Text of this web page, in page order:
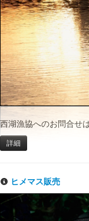
西湖漁協へのお問合せ
詳細
ヒメマス販売